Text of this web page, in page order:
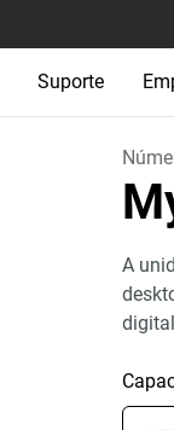
Suporte
A